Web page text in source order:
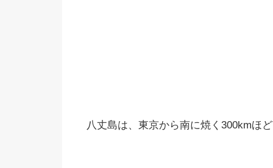
八丈島は、東京から南に焼く300kmほ